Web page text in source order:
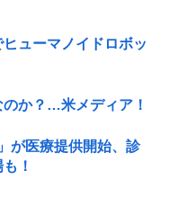
ューマノイドロボッ
か？…米メディア！
が医療提供開始、診
！